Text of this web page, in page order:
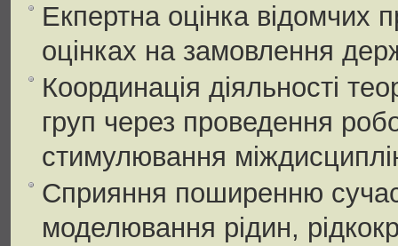
Екпертна оцінка відомчих
оцінках на замовлення
Координація діяльності
груп через проведення
стимулювання
Сприяння поширенню
моделювання рідин,